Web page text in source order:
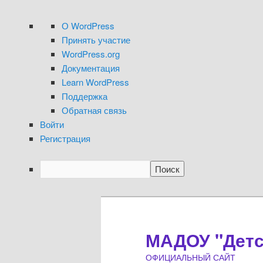
WordPress
О WordPress
Принять участие
WordPress.org
Документация
Learn WordPress
Поддержка
Обратная связь
Войти
Регистрация
Поиск
МАДОУ
ОФИЦИАЛЬНЫЙ САЙТ